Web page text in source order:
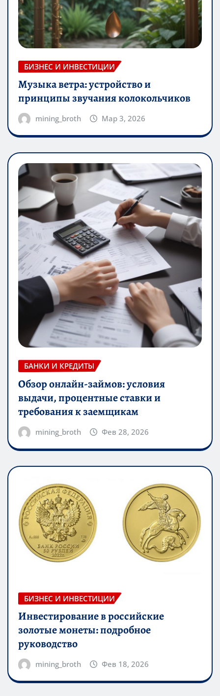
БИЗНЕС И ИНВЕСТИЦИИ
Музыка ветра: устройство и
принципы звучания колокольчиков
mining_broth Мар 3, 2026
БАНКИ И КРЕДИТЫ
Обзор онлайн-займов: условия
выдачи, процентные ставки и
требования к заемщикам
mining_broth Фев 28, 2026
БИЗНЕС И ИНВЕСТИЦИИ
Инвестирование в российские
золотые монеты: подробное
руководство
mining_broth Фев 18, 2026